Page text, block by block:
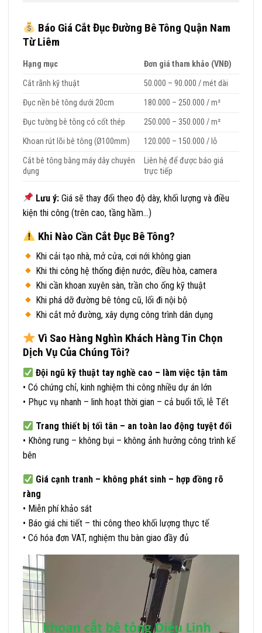
Báo Giá Cắt Đục Đường Bê Tông Quận Nam
Từ Liêm
Hạng mục
Đơn giá tham khảo (VNĐ)
Cắt rãnh kỹ thuật
50.000 – 90.000 / mét dài
Đục nền bê tông dưới 20cm
180.000 – 250.000 / m²
Đục tường bê tông có cốt thép
250.000 – 350.000 / m²
Khoan rút lõi bê tông (Ø100mm)
120.000 – 150.000 / lỗ
Cắt bê tông bằng máy dây chuyên
dụng
Liên hệ để được báo giá
trực tiếp
Lưu ý: Giá sẽ thay đổi theo độ dày, khối lượng và điều
kiện thi công (trên cao, tầng hầm…)
Khi Nào Cần Cắt Đục Bê Tông?
Khi cải tạo nhà, mở cửa, cơi nới không gian
Khi thi công hệ thống điện nước, điều hòa, camera
Khi cần khoan xuyên sàn, trần cho ống kỹ thuật
Khi phá dỡ đường bê tông cũ, lối đi nội bộ
Khi cắt mở đường, xây dựng công trình dân dụng
Vì Sao Hàng Nghìn Khách Hàng Tin Chọn
Dịch Vụ Của Chúng Tôi?
Đội ngũ kỹ thuật tay nghề cao – làm việc tận tâm
• Có chứng chỉ, kinh nghiệm thi công nhiều dự án lớn
• Phục vụ nhanh – linh hoạt thời gian – cả buổi tối, lễ Tết
Trang thiết bị tối tân – an toàn lao động tuyệt đối
• Không rung – không bụi – không ảnh hưởng công trình kế
bên
Giá cạnh tranh – không phát sinh – hợp đồng rõ
ràng
• Miễn phí khảo sát
• Báo giá chi tiết – thi công theo khối lượng thực tế
• Có hóa đơn VAT, nghiệm thu bàn giao đầy đủ